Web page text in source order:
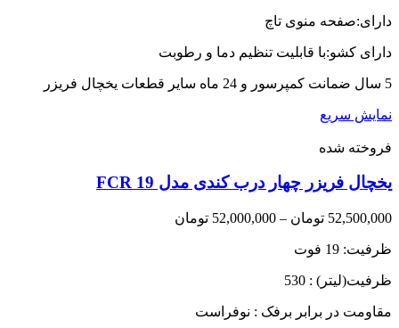
دارای:صفحه منوی تاچ
دارای کشو:با قابلیت تنظیم دما و رطوبت
5 سال ضمانت کمپرسور و 24 ماه سایر قطعات یخچال فریزر
نمایش سریع
فروخته شده
یخچال فریزر چهار درب کندی مدل FCR 19
52,500,000 تومان –
52,000,000 تومان
ظرفیت: 19 فوت
ظرفیت(لیتر) : 530
مقاومت در برابر برفک : نوفراست